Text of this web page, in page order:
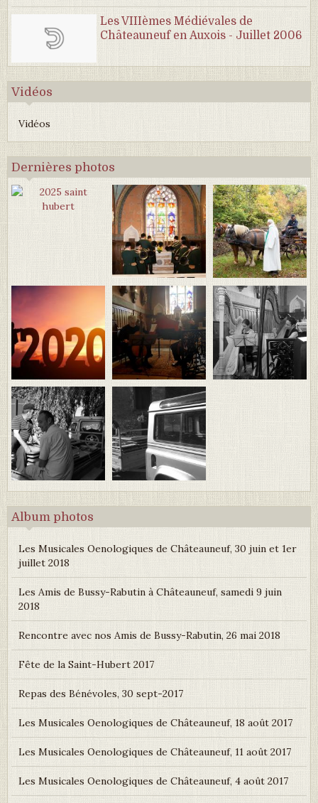
Les VIIIèmes Médiévales de
Châteauneuf en Auxois - Juillet 2006
Vidéos
Vidéos
Dernières photos
Album photos
Les Musicales Oenologiques de Châteauneuf, 30 juin et 1er
juillet 2018
Les Amis de Bussy-Rabutin à Châteauneuf, samedi 9 juin
2018
Rencontre avec nos Amis de Bussy-Rabutin, 26 mai 2018
Fête de la Saint-Hubert 2017
Repas des Bénévoles, 30 sept-2017
Les Musicales Oenologiques de Châteauneuf, 18 août 2017
Les Musicales Oenologiques de Châteauneuf, 11 août 2017
Les Musicales Oenologiques de Châteauneuf, 4 août 2017